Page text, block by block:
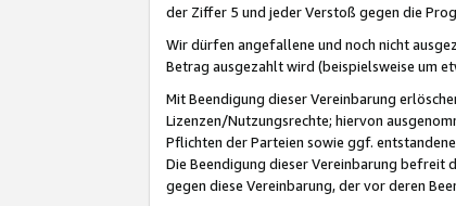
der Ziffer 5 und jeder Verstoß gegen die
Wir dürfen angefallene und noch nicht
Betrag ausgezahlt wird (beispielsweise um
Mit Beendigung dieser Vereinbarung
Lizenzen/Nutzungsrechte; hiervon
Pflichten der Parteien sowie ggf.
Die Beendigung dieser Vereinbarung befreit
gegen diese Vereinbarung, der vor deren